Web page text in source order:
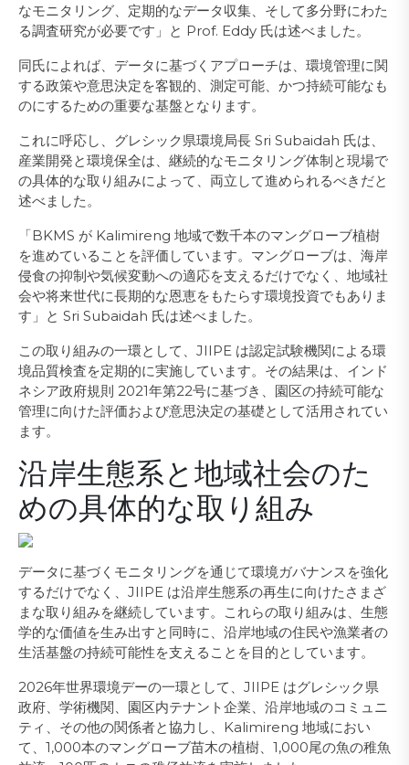
なモニタリング、定期的なデータ収集、そして多分野にわた
る調査研究が必要です」と Prof. Eddy 氏は述べました。
同氏によれば、データに基づくアプローチは、環境管理に関
する政策や意思決定を客観的、測定可能、かつ持続可能なも
のにするための重要な基盤となります。
これに呼応し、グレシック県環境局長 Sri Subaidah 氏は、
産業開発と環境保全は、継続的なモニタリング体制と現場で
の具体的な取り組みによって、両立して進められるべきだと
述べました。
「BKMS が Kalimireng 地域で数千本のマングローブ植樹
を進めていることを評価しています。マングローブは、海岸
侵食の抑制や気候変動への適応を支えるだけでなく、地域社
会や将来世代に長期的な恩恵をもたらす環境投資でもありま
す」と Sri Subaidah 氏は述べました。
この取り組みの一環として、JIIPE は認定試験機関による環
境品質検査を定期的に実施しています。その結果は、インド
ネシア政府規則 2021年第22号に基づき、園区の持続可能な
管理に向けた評価および意思決定の基礎として活用されてい
ます。
沿岸生態系と地域社会のた
めの具体的な取り組み
データに基づくモニタリングを通じて環境ガバナンスを強化
するだけでなく、JIIPE は沿岸生態系の再生に向けたさまざ
まな取り組みを継続しています。これらの取り組みは、生態
学的な価値を生み出すと同時に、沿岸地域の住民や漁業者の
生活基盤の持続可能性を支えることを目的としています。
2026年世界環境デーの一環として、JIIPE はグレシック県
政府、学術機関、園区内テナント企業、沿岸地域のコミュニ
ティ、その他の関係者と協力し、Kalimireng 地域におい
て、1,000本のマングローブ苗木の植樹、1,000尾の魚の稚魚